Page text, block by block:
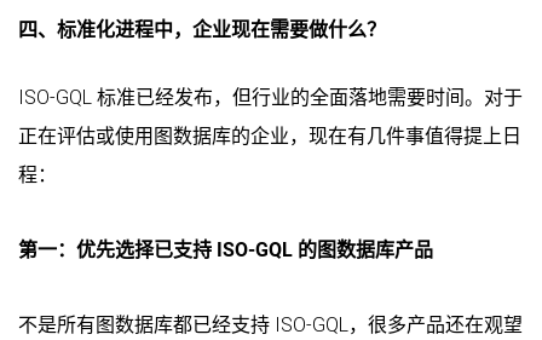
四、标准化进程中，企业现在需要做什么？
ISO-GQL 标准已经发布，但行业的全面落地需要时间。对于
正在评估或使用图数据库的企业，现在有几件事值得提上日
程：
第一：优先选择已支持 ISO-GQL 的图数据库产品
不是所有图数据库都已经支持 ISO-GQL，很多产品还在观望